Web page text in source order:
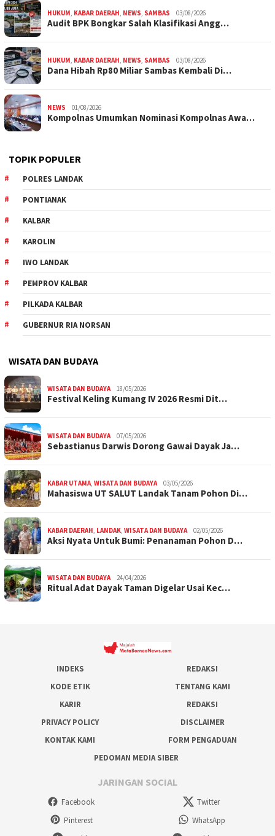
HUKUM, KABAR DAERAH, NEWS, SAMBAS 03/08/2026
Audit BPK Bongkar Salah Klasifikasi Angg…
HUKUM, KABAR DAERAH, NEWS, SAMBAS 03/08/2026
Dana Hibah Rp80 Miliar Sambas Kembali Di…
NEWS 01/08/2026
Kompolnas Umumkan Nominasi Kompolnas Awa…
TOPIK POPULER
POLRES LANDAK
PONTIANAK
KALBAR
KAROLIN
IWO LANDAK
PEMPROV KALBAR
PILKADA KALBAR
GUBERNUR RIA NORSAN
WISATA DAN BUDAYA
WISATA DAN BUDAYA 18/05/2026
Festival Keling Kumang IV 2026 Resmi Dit…
WISATA DAN BUDAYA 07/05/2026
Sebastianus Darwis Dorong Gawai Dayak Ja…
KABAR UTAMA, WISATA DAN BUDAYA 03/05/2026
Mahasiswa UT SALUT Landak Tanam Pohon Di…
KABAR DAERAH, LANDAK, WISATA DAN BUDAYA 02/05/2026
Aksi Nyata Untuk Bumi: Penanaman Pohon D…
WISATA DAN BUDAYA 24/04/2026
Ritual Adat Dayak Taman Digelar Usai Kec…
INDEKS
REDAKSI
KODE ETIK
TENTANG KAMI
KARIR
REDAKSI
PRIVACY POLICY
DISCLAIMER
KONTAK KAMI
FORM PENGADUAN
PEDOMAN MEDIA SIBER
JARINGAN SOCIAL
Facebook
Twitter
Pinterest
WhatsApp